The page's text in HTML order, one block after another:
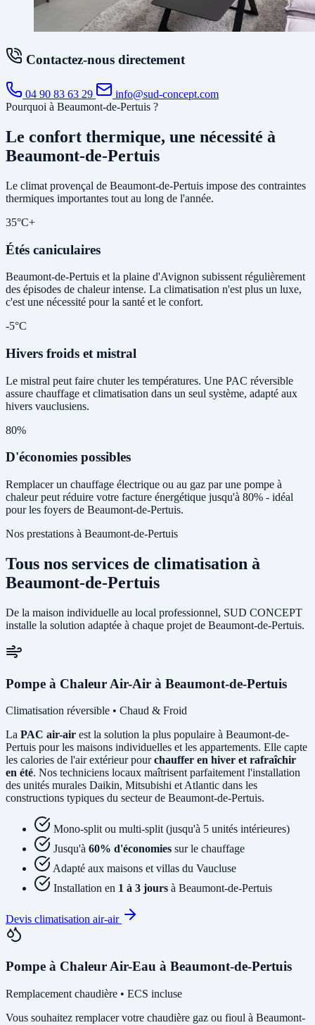
Contactez-nous directement
04 90 83 63 29
info@sud-concept.com
Pourquoi à Beaumont-de-Pertuis ?
Le confort thermique, une nécessité à
Beaumont-de-Pertuis
Le climat provençal de Beaumont-de-Pertuis impose des contraintes
thermiques importantes tout au long de l'année.
35°C+
Étés caniculaires
Beaumont-de-Pertuis et la plaine d'Avignon subissent régulièrement
des épisodes de chaleur intense. La climatisation n'est plus un luxe,
c'est une nécessité pour la santé et le confort.
-5°C
Hivers froids et mistral
Le mistral peut faire chuter les températures. Une PAC réversible
assure chauffage et climatisation dans un seul système, adapté aux
hivers vauclusiens.
80%
D'économies possibles
Remplacer un chauffage électrique ou au gaz par une pompe à
chaleur peut réduire votre facture énergétique jusqu'à 80% - idéal
pour les foyers de Beaumont-de-Pertuis.
Nos prestations à Beaumont-de-Pertuis
Tous nos services de climatisation à
Beaumont-de-Pertuis
De la maison individuelle au local professionnel, SUD CONCEPT
installe la solution adaptée à chaque projet de Beaumont-de-Pertuis.
Pompe à Chaleur Air-Air à Beaumont-de-Pertuis
Climatisation réversible • Chaud & Froid
La PAC air-air est la solution la plus populaire à Beaumont-de-
Pertuis pour les maisons individuelles et les appartements. Elle capte
les calories de l'air extérieur pourchauffer en hiver et rafraîchir
en été. Nos techniciens locaux maîtrisent parfaitement l'installation
des unités murales Daikin, Mitsubishi et Atlantic dans les
constructions typiques du secteur de Beaumont-de-Pertuis.
Mono-split ou multi-split (jusqu'à 5 unités intérieures)
Jusqu'à 60% d'économies sur le chauffage
Adapté aux maisons et villas du Vaucluse
Installation en 1 à 3 jours à Beaumont-de-Pertuis
Devis climatisation air-air
Pompe à Chaleur Air-Eau à Beaumont-de-Pertuis
Remplacement chaudière • ECS incluse
Vous souhaitez remplacer votre chaudière gaz ou fioul à Beaumont-